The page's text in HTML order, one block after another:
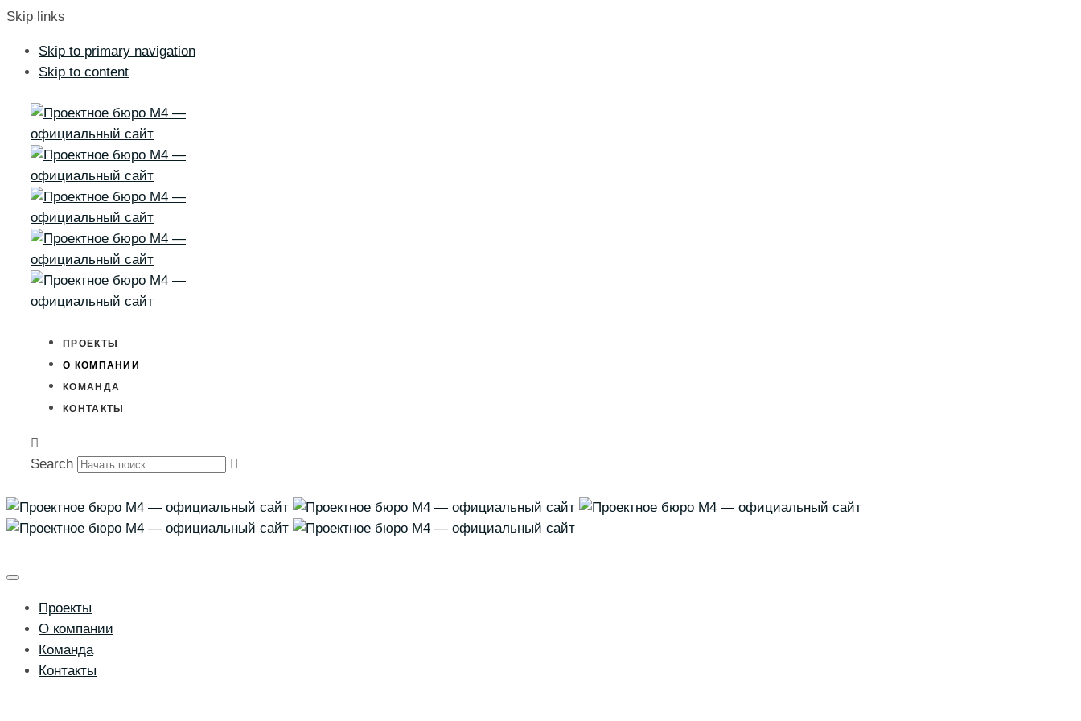
Skip links
Skip to primary navigation
Skip to content
ПРОЕКТЫ
О КОМПАНИИ
КОМАНДА
КОНТАКТЫ
Search
Проекты
О компании
Команда
Контакты